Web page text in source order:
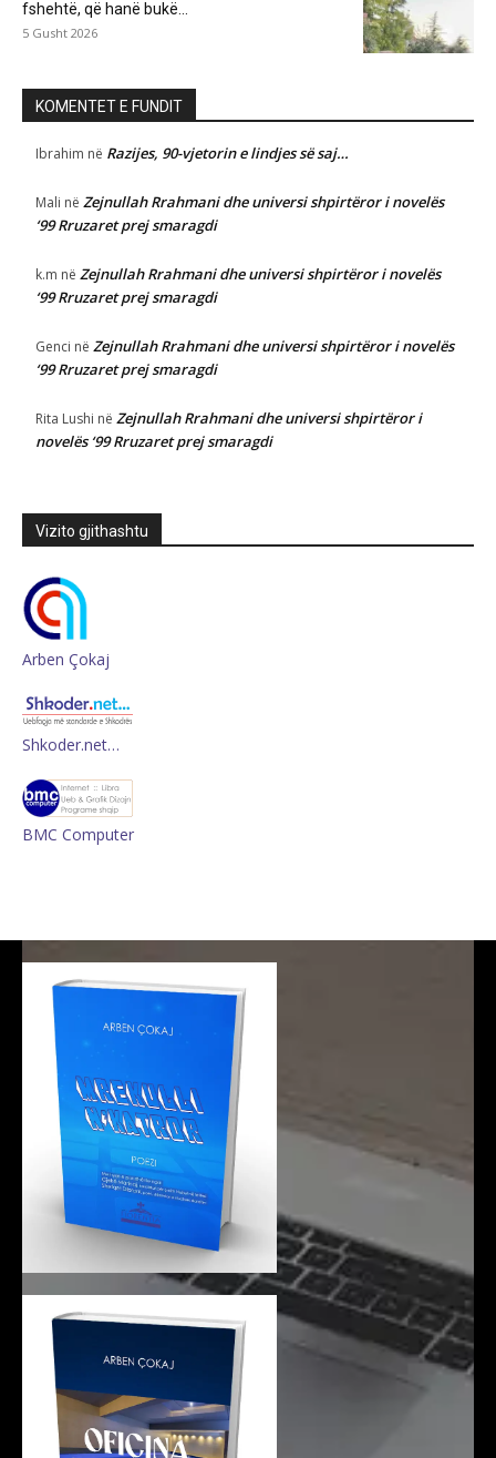
fshehtë, që hanë bukë...
5 Gusht 2026
KOMENTET E FUNDIT
Ibrahim në Razijes, 90-vjetorin e lindjes së saj…
Mali në Zejnullah Rrahmani dhe universi shpirtëror i novelës
‘99 Rruzaret prej smaragdi
k.m në Zejnullah Rrahmani dhe universi shpirtëror i novelës
‘99 Rruzaret prej smaragdi
Genci në Zejnullah Rrahmani dhe universi shpirtëror i novelës
‘99 Rruzaret prej smaragdi
Rita Lushi në Zejnullah Rrahmani dhe universi shpirtëror i
novelës ‘99 Rruzaret prej smaragdi
Vizito gjithashtu
Arben Çokaj
Shkoder.net…
BMC Computer